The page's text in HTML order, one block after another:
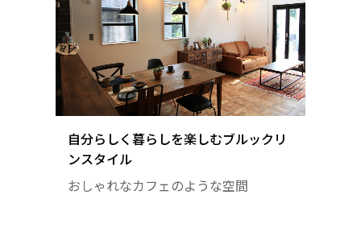
自分らしく暮らしを楽しむブルックリ
ンスタイル
おしゃれなカフェのような空間